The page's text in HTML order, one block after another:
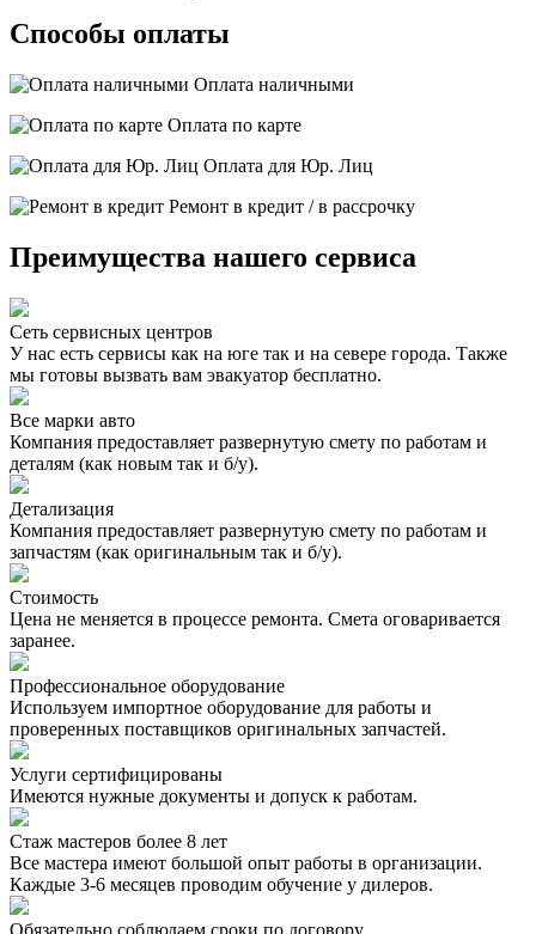
Способы оплаты
Оплата наличными
Оплата по карте
Оплата для Юр. Лиц
Ремонт в кредит / в рассрочку
Преимущества нашего сервиса
Сеть сервисных центров
У нас есть сервисы как на юге так и на севере города. Также
мы готовы вызвать вам эвакуатор бесплатно.
Все марки авто
Компания предоставляет развернутую смету по работам и
деталям (как новым так и б/у).
Детализация
Компания предоставляет развернутую смету по работам и
запчастям (как оригинальным так и б/у).
Стоимость
Цена не меняется в процессе ремонта. Смета оговаривается
заранее.
Профессиональное оборудование
Используем импортное оборудование для работы и
проверенных поставщиков оригинальных запчастей.
Услуги сертифицированы
Имеются нужные документы и допуск к работам.
Стаж мастеров более 8 лет
Все мастера имеют большой опыт работы в организации.
Каждые 3-6 месяцев проводим обучение у дилеров.
Обязательно соблюдаем сроки по договору